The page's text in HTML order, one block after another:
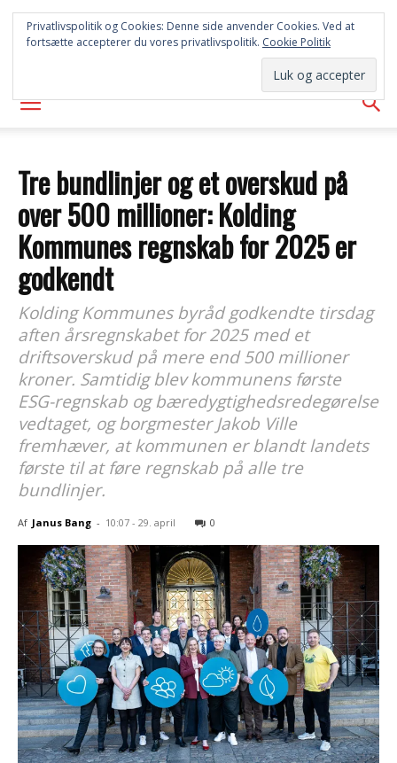
SYD
AVISEN
Tre bundlinjer og et overskud på
over 500 millioner: Kolding
Kommunes regnskab for 2025 er
godkendt
Kolding Kommunes byråd godkendte tirsdag
aften årsregnskabet for 2025 med et
driftsoverskud på mere end 500 millioner
kroner. Samtidig blev kommunens første
ESG-regnskab og bæredygtighedsredegørelse
vedtaget, og borgmester Jakob Ville
fremhæver, at kommunen er blandt landets
første til at føre regnskab på alle tre
bundlinjer.
Af Janus Bang - 10:07 - 29. april 0
Privatlivspolitik og Cookies: Denne side anvender Cookies. Ved at
fortsætte accepterer du vores privatlivspolitik. Cookie Politik